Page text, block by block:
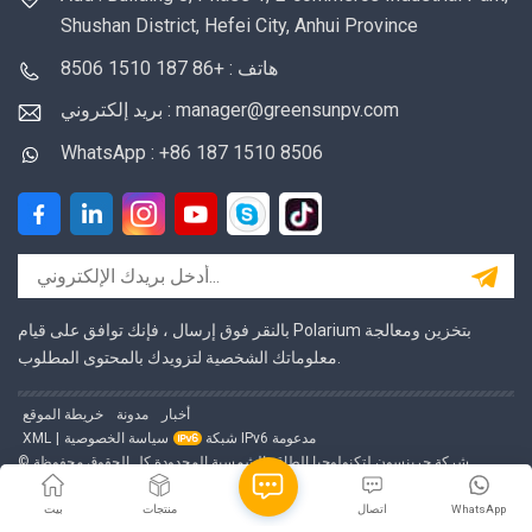
النظام عبر الإنترنت
والصيانة بطارية فوسفات
تعتمد حزمة البطارية
والنظام محلول إطفاء
النظام عبر الإنترنت
تعتمد حزمة البطارية
والنظام محلول إطفاء
Shushan District, Hefei City, Anhui Province
هاتف : +86 187 1510 8506
بريد إلكتروني : manager@greensunpv.com
WhatsApp : +86 187 1510 8506
بالنقر فوق إرسال ، فإنك توافق على قيام Polarium بتخزين ومعالجة
خريطة الموقع مدونة
أخبار
XML
| سياسة الخصوصية
شبكة IPv6 مدعومة
© شركة جرينسون لتكنولوجيا الطاقة الشمسية المحدودة كل الحقوق محفوظة.
بيت منتجات WhatsApp اتصال